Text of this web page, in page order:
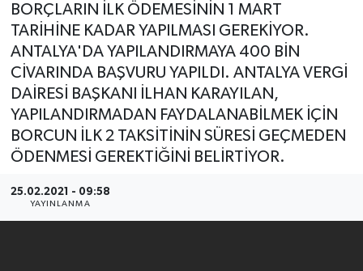
BORÇLARIN İLK ÖDEMESİNİN 1 MART
TARİHİNE KADAR YAPILMASI GEREKİYOR.
ANTALYA'DA YAPILANDIRMAYA 400 BİN
CİVARINDA BAŞVURU YAPILDI. ANTALYA VERGİ
DAİRESİ BAŞKANI İLHAN KARAYILAN,
YAPILANDIRMADAN FAYDALANABİLMEK İÇİN
BORCUN İLK 2 TAKSİTİNİN SÜRESİ GEÇMEDEN
ÖDENMESİ GEREKTİĞİNİ BELİRTİYOR.
25.02.2021 - 09:58
YAYINLANMA
Günün Manşetleri
Haber Kuşakları
Haberler
KANALV Spor
Magazin
Haber Arşivi